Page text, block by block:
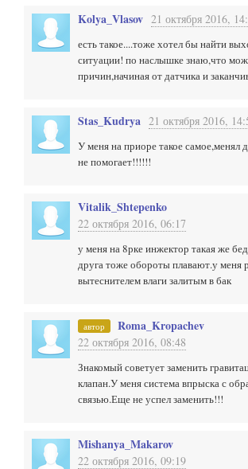
Kolya_Vlasov 21 октября 2016,
есть такое....тоже хотел бы найти
ситуации! по наслышке знаю,что
причин,начиная от датчика и
Stas_Kudrya 21 октября 2016,
У меня на приоре такое самое,менял
не помогает!!!!!!
Vitalik_Shtepenko
22 октября 2016, 06:17
у меня на 8рке инжектор такая же
друга тоже обороты плавают.у меня
вытеснителем влаги залитым в бак
автор Roma_Kropachev
22 октября 2016, 08:48
Знакомый советует заменить
клапан.У меня система впрыска с
связью.Еще не успел заменить!!!
Mishanya_Makarov
22 октября 2016, 09:19